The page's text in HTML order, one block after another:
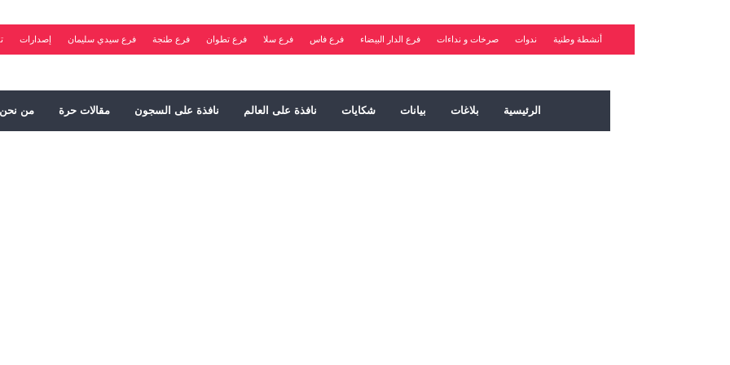
أنشطة وطنية ندوات صرخات و نداءات فرع الدار البيضاء فرع فاس فرع سلا فرع تطوان فرع طنجة فرع سيدي سليمان إصدارات
الرئيسية بلاغات بيانات شكايات نافذة على العالم نافذة على السجون مقالات حرة من نحن